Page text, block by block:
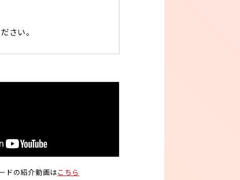
さい。
ドの紹介動画はこちら